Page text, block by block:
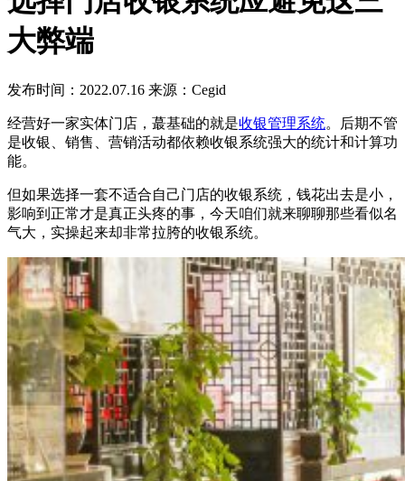
大弊端
发布时间：2022.07.16 来源：Cegid
经营好一家实体门店，蕞基础的就是收银管理系统。后期不管
是收银、销售、营销活动都依赖收银系统强大的统计和计算功
能。
但如果选择一套不适合自己门店的收银系统，钱花出去是小，
影响到正常才是真正头疼的事，今天咱们就来聊聊那些看似名
气大，实操起来却非常拉胯的收银系统。